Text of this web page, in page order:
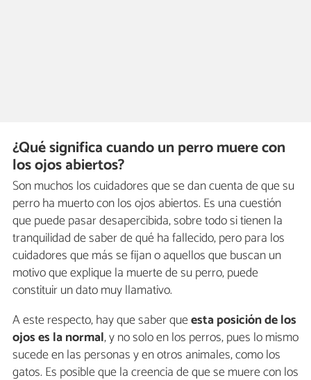
¿Qué significa cuando un perro muere con
los ojos abiertos?
Son muchos los cuidadores que se dan cuenta de que su
perro ha muerto con los ojos abiertos. Es una cuestión
que puede pasar desapercibida, sobre todo si tienen la
tranquilidad de saber de qué ha fallecido, pero para los
cuidadores que más se fijan o aquellos que buscan un
motivo que explique la muerte de su perro, puede
constituir un dato muy llamativo.
A este respecto, hay que saber queesta posición de los
ojos es la normal, y no solo en los perros, pues lo mismo
sucede en las personas y en otros animales, como los
gatos. Es posible que la creencia de que se muere con los